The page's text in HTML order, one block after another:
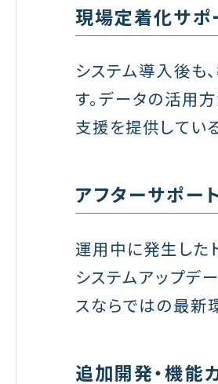
現場定着化サポ
システム導入後も
す。データの活用
支援を提供してい
アフターサポー
運用中に発生した
システムアップデ
スならではの最新
追加開発・機能